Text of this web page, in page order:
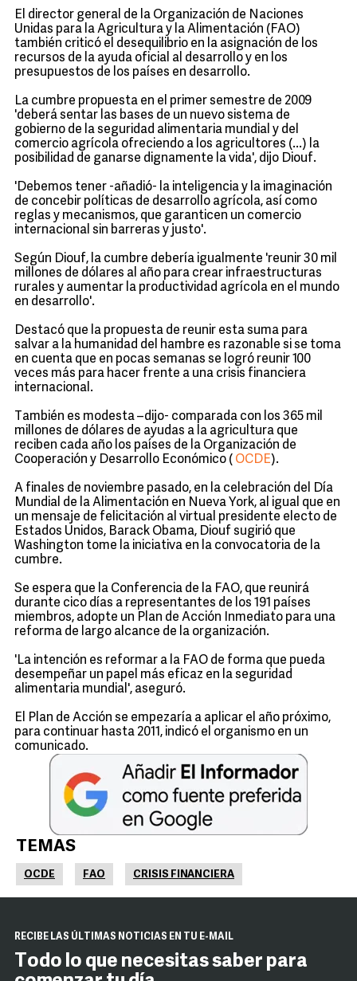
El director general de la Organización de Naciones
Unidas para la Agricultura y la Alimentación (FAO)
también criticó el desequilibrio en la asignación de los
recursos de la ayuda oficial al desarrollo y en los
presupuestos de los países en desarrollo.
La cumbre propuesta en el primer semestre de 2009
'deberá sentar las bases de un nuevo sistema de
gobierno de la seguridad alimentaria mundial y del
comercio agrícola ofreciendo a los agricultores (...) la
posibilidad de ganarse dignamente la vida', dijo Diouf.
'Debemos tener -añadió- la inteligencia y la imaginación
de concebir políticas de desarrollo agrícola, así como
reglas y mecanismos, que garanticen un comercio
internacional sin barreras y justo'.
Según Diouf, la cumbre debería igualmente 'reunir 30 mil
millones de dólares al año para crear infraestructuras
rurales y aumentar la productividad agrícola en el mundo
en desarrollo'.
Destacó que la propuesta de reunir esta suma para
salvar a la humanidad del hambre es razonable si se toma
en cuenta que en pocas semanas se logró reunir 100
veces más para hacer frente a una crisis financiera
internacional.
También es modesta –dijo- comparada con los 365 mil
millones de dólares de ayudas a la agricultura que
reciben cada año los países de la Organización de
Cooperación y Desarrollo Económico ( OCDE).
A finales de noviembre pasado, en la celebración del Día
Mundial de la Alimentación en Nueva York, al igual que en
un mensaje de felicitación al virtual presidente electo de
Estados Unidos, Barack Obama, Diouf sugirió que
Washington tome la iniciativa en la convocatoria de la
cumbre.
Se espera que la Conferencia de la FAO, que reunirá
durante cico días a representantes de los 191 países
miembros, adopte un Plan de Acción Inmediato para una
reforma de largo alcance de la organización.
'La intención es reformar a la FAO de forma que pueda
desempeñar un papel más eficaz en la seguridad
alimentaria mundial', aseguró.
El Plan de Acción se empezaría a aplicar el año próximo,
para continuar hasta 2011, indicó el organismo en un
comunicado.
TEMAS
OCDE FAO CRISIS FINANCIERA
RECIBE LAS ÚLTIMAS NOTICIAS EN TU E-MAIL
Todo lo que necesitas saber para